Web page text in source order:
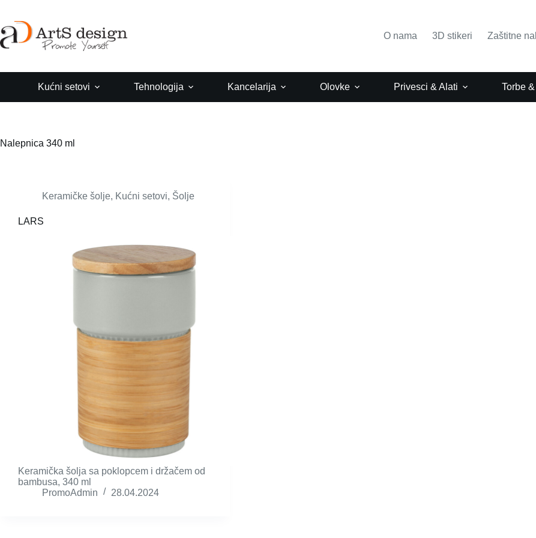
content
O nama
3D stikeri Zaštitne
Kućni setovi Tehnologija Kancelarija Olovke Privesci & Alati Torbe
Nalepnica 340 ml
Keramičke šolje, Kućni setovi, Šolje
LARS
Keramička šolja sa poklopcem i držačem od
bambusa, 340 ml
PromoAdmin
28.04.2024